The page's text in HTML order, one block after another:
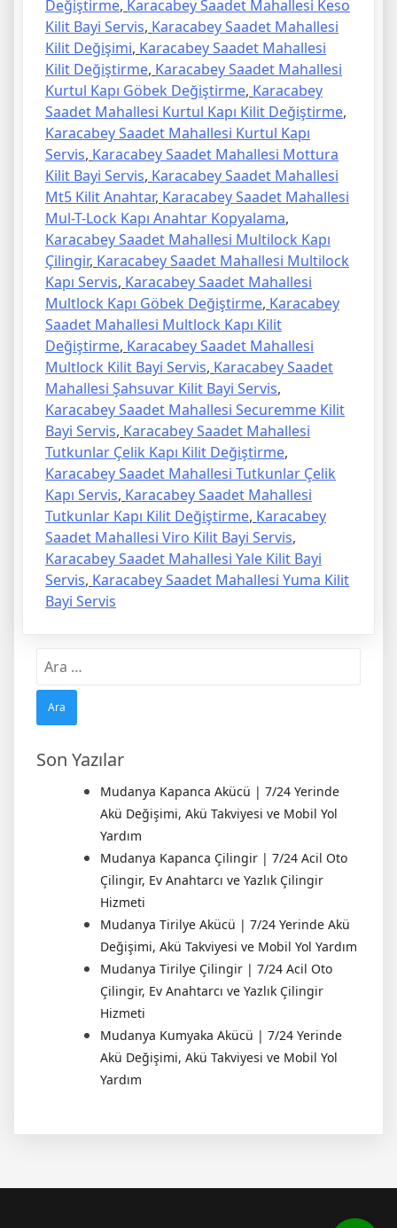
Değiştirme, Karacabey Saadet Mahallesi Keso
Kilit Bayi Servis, Karacabey Saadet Mahallesi
Kilit Değişimi, Karacabey Saadet Mahallesi
Kilit Değiştirme, Karacabey Saadet Mahallesi
Kurtul Kapı Göbek Değiştirme, Karacabey
Saadet Mahallesi Kurtul Kapı Kilit Değiştirme,
Karacabey Saadet Mahallesi Kurtul Kapı
Servis, Karacabey Saadet Mahallesi Mottura
Kilit Bayi Servis, Karacabey Saadet Mahallesi
Mt5 Kilit Anahtar, Karacabey Saadet Mahallesi
Mul-T-Lock Kapı Anahtar Kopyalama,
Karacabey Saadet Mahallesi Multilock Kapı
Çilingir, Karacabey Saadet Mahallesi Multilock
Kapı Servis, Karacabey Saadet Mahallesi
Multlock Kapı Göbek Değiştirme, Karacabey
Saadet Mahallesi Multlock Kapı Kilit
Değiştirme, Karacabey Saadet Mahallesi
Multlock Kilit Bayi Servis, Karacabey Saadet
Mahallesi Şahsuvar Kilit Bayi Servis,
Karacabey Saadet Mahallesi Securemme Kilit
Bayi Servis, Karacabey Saadet Mahallesi
Tutkunlar Çelik Kapı Kilit Değiştirme,
Karacabey Saadet Mahallesi Tutkunlar Çelik
Kapı Servis, Karacabey Saadet Mahallesi
Tutkunlar Kapı Kilit Değiştirme, Karacabey
Saadet Mahallesi Viro Kilit Bayi Servis,
Karacabey Saadet Mahallesi Yale Kilit Bayi
Servis, Karacabey Saadet Mahallesi Yuma Kilit
Bayi Servis
Arama:
Son Yazılar
Mudanya Kapanca Akücü | 7/24 Yerinde
Akü Değişimi, Akü Takviyesi ve Mobil Yol
Yardım
Mudanya Kapanca Çilingir | 7/24 Acil Oto
Çilingir, Ev Anahtarcı ve Yazlık Çilingir
Hizmeti
Mudanya Tirilye Akücü | 7/24 Yerinde Akü
Değişimi, Akü Takviyesi ve Mobil Yol Yardım
Mudanya Tirilye Çilingir | 7/24 Acil Oto
Çilingir, Ev Anahtarcı ve Yazlık Çilingir
Hizmeti
Mudanya Kumyaka Akücü | 7/24 Yerinde
Akü Değişimi, Akü Takviyesi ve Mobil Yol
Yardım